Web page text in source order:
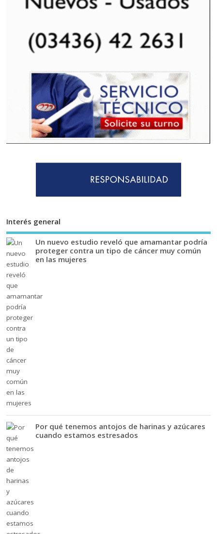
Interés general
Un nuevo estudio reveló que amamantar podría
proteger contra un tipo de cáncer muy común
en las mujeres
Por qué tenemos antojos de harinas y azúcares
cuando estamos estresados